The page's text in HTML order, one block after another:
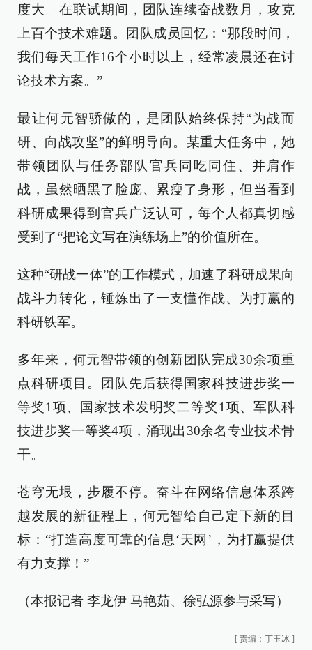
度大。在联试期间，团队连续奋战数月，攻克
上百个技术难题。团队成员回忆：“那段时间，
我们每天工作16个小时以上，经常凌晨还在讨
论技术方案。”
最让何元智骄傲的，是团队始终保持“为战而
研、向战攻坚”的鲜明导向。某重大任务中，她
带领团队与任务部队官兵同吃同住、并肩作
战，虽然晒黑了脸庞、累瘦了身形，但当看到
科研成果得到官兵广泛认可，每个人都真切感
受到了“把论文写在演练场上”的价值所在。
这种“研战一体”的工作模式，加速了科研成果向
战斗力转化，锤炼出了一支懂作战、为打赢的
科研铁军。
多年来，何元智带领的创新团队完成30余项重
点科研项目。团队先后获得国家科技进步奖一
等奖1项、国家技术发明奖二等奖1项、军队科
技进步奖一等奖4项，涌现出30余名专业技术骨
干。
苍穹无垠，步履不停。奋斗在网络信息体系跨
越发展的新征程上，何元智给自己定下新的目
标：“打造高度可靠的信息‘天网’，为打赢提供
有力支撑！”
（本报记者 李龙伊 马艳茹、徐弘源参与采写）
[ 责编：丁玉冰 ]